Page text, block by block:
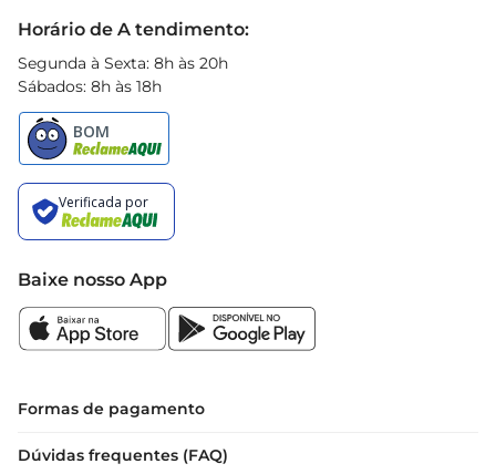
Horário de A tendimento:
Segunda à Sexta: 8h às 20h
Sábados: 8h às 18h
Baixe nosso App
Formas de pagamento
Dúvidas frequentes (FAQ)